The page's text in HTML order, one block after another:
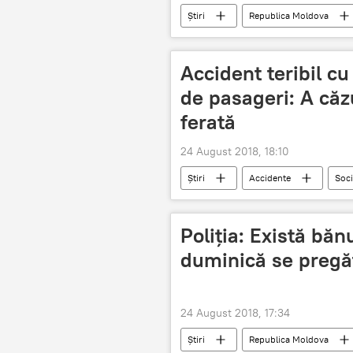
Știri Republica Moldova
Accident teribil
de pasageri: A
ferată
24 August 2018, 18:10
Știri Accidente
accident
pasageri
Poliția: Există
duminică se
24 August 2018, 17:34
Știri Republica Moldova